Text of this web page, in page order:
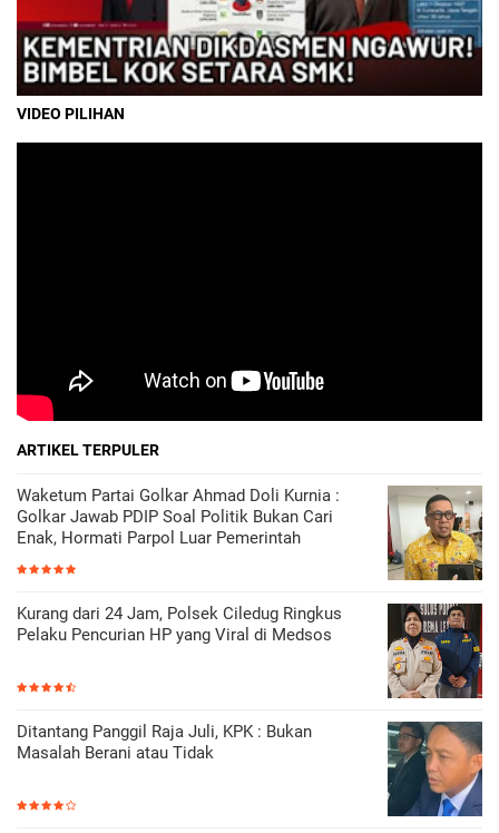
VIDEO PILIHAN
ARTIKEL TERPULER
Waketum Partai Golkar Ahmad Doli Kurnia :
Golkar Jawab PDIP Soal Politik Bukan Cari
Enak, Hormati Parpol Luar Pemerintah
Kurang dari 24 Jam, Polsek Ciledug Ringkus
Pelaku Pencurian HP yang Viral di Medsos
Ditantang Panggil Raja Juli, KPK : Bukan
Masalah Berani atau Tidak